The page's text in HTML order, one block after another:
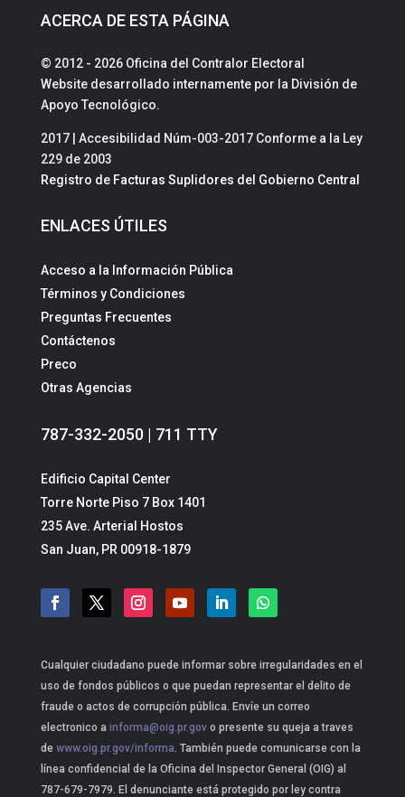
ACERCA DE ESTA PÁGINA
© 2012 - 2026 Oficina del Contralor Electoral
Website desarrollado internamente por la División de
Apoyo Tecnológico.
2017 | Accesibilidad Núm-003-2017 Conforme a la Ley
229 de 2003
Registro de Facturas Suplidores del Gobierno Central
ENLACES ÚTILES
Acceso a la Información Pública
Términos y Condiciones
Preguntas Frecuentes
Contáctenos
Preco
Otras Agencias
787-332-2050 | 711 TTY
Edificio Capital Center
Torre Norte Piso 7 Box 1401
235 Ave. Arterial Hostos
San Juan, PR 00918-1879
Cualquier ciudadano puede informar sobre irregularidades en el
uso de fondos públicos o que puedan representar el delito de
fraude o actos de corrupción pública. Envíe un correo
electronico a informa@oig.pr.govo presente su queja a traves
dewww.oig.pr.gov/informa. También puede comunicarse con la
línea confidencial de la Oficina del Inspector General (OIG) al
787-679-7979. El denunciante está protegido por ley contra